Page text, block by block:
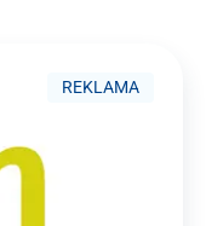
REKLAMA